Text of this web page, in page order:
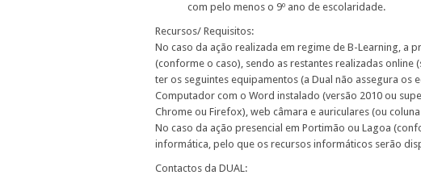
com pelo menos o 9º ano de escolaridade.
Recursos/ Requisitos:
No caso da ação realizada em regime de B-Learning, a
(conforme o caso), sendo as restantes realizadas online
ter os seguintes equipamentos (a Dual não assegura os
Computador com o Word instalado (versão 2010 ou
Chrome ou Firefox), web câmara e auriculares (ou
No caso da ação presencial em Portimão ou Lagoa
informática, pelo que os recursos informáticos serão
Contactos da DUAL: